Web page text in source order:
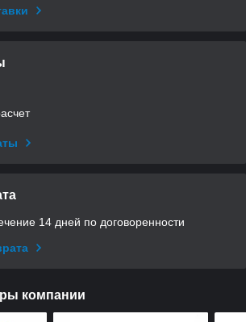
14 дней по договоренности
компании